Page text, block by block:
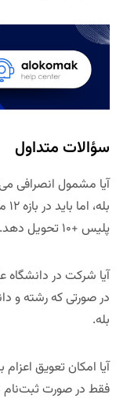
سؤالات متداول
آیا مشمول انصرافی
پلیس +۱۰ تحویل دهد.
آیا شرکت در
در صورتی که رشته و
بله.
آیا امکان تعویق
فقط در صورت ثبت‌نام